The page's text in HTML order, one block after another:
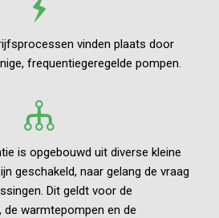
vinden plaats door
frequentiegeregelde pompen.
is opgebouwd uit diverse kleine
geschakeld, naar gelang de vraag
Dit geldt voor de
de warmtepompen en de